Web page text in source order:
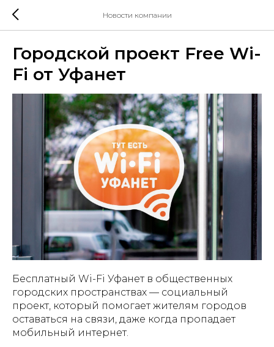
Новости компании
Городской проект Free Wi-
Fi от Уфанет
Бесплатный Wi-Fi Уфанет в общественных
городских пространствах — социальный
проект, который помогает жителям городов
оставаться на связи, даже когда пропадает
мобильный интернет.